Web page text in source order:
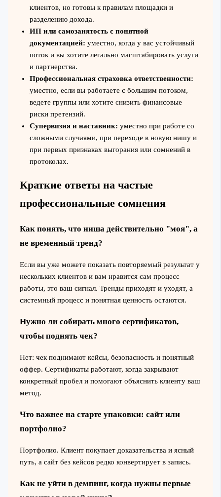
клиентов, но готовы к правилам площадки и
разделению дохода.
ИП или самозанятость с понятной
документацией: уместно, когда у вас устойчивый
поток и вы хотите легально масштабировать услуги
и партнерства.
Профессиональная страховка ответственности:
уместно, если вы работаете с большим потоком,
ведете группы или хотите снизить финансовые
риски претензий.
Супервизия и наставник: уместно при работе со
сложными случаями, при переходе в новую нишу и
при первых признаках выгорания или сомнений в
протоколах.
Краткие ответы на частые
профессиональные сомнения
Как понять, что ниша действительно "моя", а
не временный тренд?
Если вы уже можете показать повторяемый результат у
нескольких клиентов и вам нравится сам процесс
работы, это ваш сигнал. Тренды приходят и уходят, а
системный процесс и понятная ценность остаются.
Нужно ли собирать много сертификатов,
чтобы поднять чек?
Нет: чек поднимают кейсы, безопасность и понятный
оффер. Сертификаты работают, когда закрывают
конкретный пробел и помогают объяснить клиенту ваш
метод.
Что важнее на старте упаковки: сайт или
портфолио?
Портфолио. Клиент покупает доказательства и ясный
путь, а сайт без кейсов редко конвертирует в запись.
Как не уйти в демпинг, когда нужны первые